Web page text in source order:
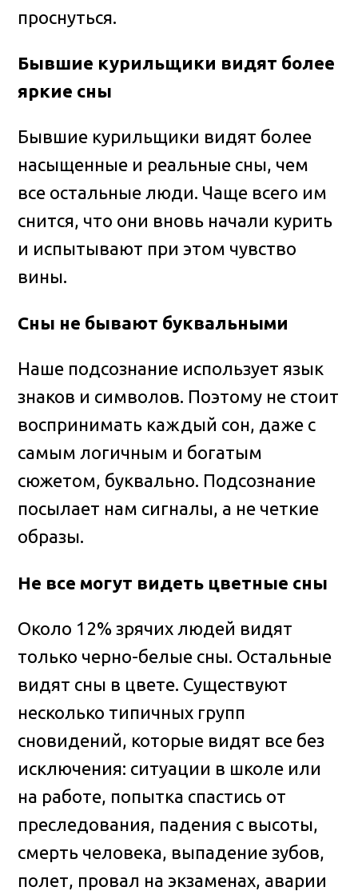
проснуться.
Бывшие курильщики видят более
яркие сны
Бывшие курильщики видят более
насыщенные и реальные сны, чем
все остальные люди. Чаще всего им
снится, что они вновь начали курить
и испытывают при этом чувство
вины.
Сны не бывают буквальными
Наше подсознание использует язык
знаков и символов. Поэтому не стоит
воспринимать каждый сон, даже с
самым логичным и богатым
сюжетом, буквально. Подсознание
посылает нам сигналы, а не четкие
образы.
Не все могут видеть цветные сны
Около 12% зрячих людей видят
только черно-белые сны. Остальные
видят сны в цвете. Существуют
несколько типичных групп
сновидений, которые видят все без
исключения: ситуации в школе или
на работе, попытка спастись от
преследования, падения с высоты,
смерть человека, выпадение зубов,
полет, провал на экзаменах, аварии